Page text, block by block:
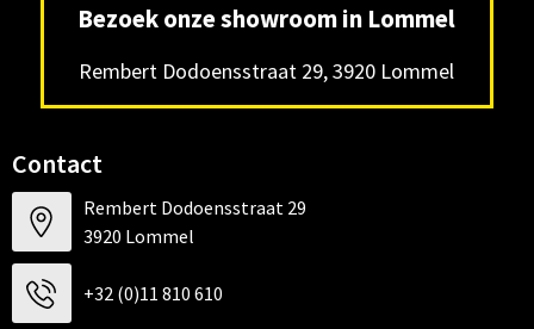
Bezoek onze showroom in Lommel
Rembert Dodoensstraat 29, 3920 Lommel
Contact
Rembert Dodoensstraat 29
3920 Lommel
+32 (0)11 810 610